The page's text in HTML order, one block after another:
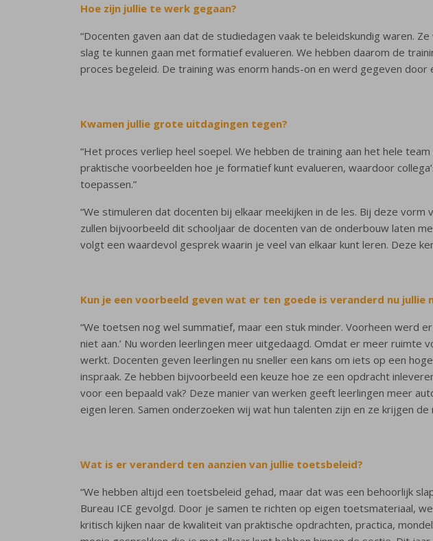
Hoe zijn jullie te werk gegaan?
“Docenten gaven aan dat de studiedagen vaak te beleidskundig waren.
slag te kunnen gaan met formatief evalueren. We hebben daarom de
proces begeleid. De training was enorm hands-on en werd gegeven
Kwamen jullie grote uitdagingen tegen?
“Het proces verliep heel soepel. We hebben de training aan het hele
praktische voorbeelden hoe je formatief kunt evalueren, waardoor
toepassen.”
“We stimuleren dat docenten bij elkaar meekijken in de les. Bij deze
zullen bijvoorbeeld dit schooljaar de docenten van de onderbouw laten
volgt een waardevol gesprek waarin je veel van elkaar kunt leren. Deze
Kun je een voorbeeld geven wat er ten goede is veranderd nu jullie
“We toetsen nog wel summatief, maar een stuk minder. Voorheen werd
niet aan.’ Nu worden leerlingen meer uitgedaagd. Omdat er meer
werkt. Docenten geven leerlingen nu sneller een kans om iets op een
inspraak. Ze hebben bijvoorbeeld een keuze hoe ze een opdracht
voor een bepaald vak? Deze manier van werken geeft leerlingen meer
eigen leren. Samen onderzoeken wij wat hun talenten zijn en ze krijgen
Wat is er veranderd ten aanzien van jullie toetsbeleid?
“We hebben altijd een toetsbeleid gehad, maar dat was een behoorlijk
Bureau ICE gevolgd. Door je samen te richten op eigen toetsmateriaal,
kritisch kijken naar de kwaliteit van praktische opdrachten, practica,